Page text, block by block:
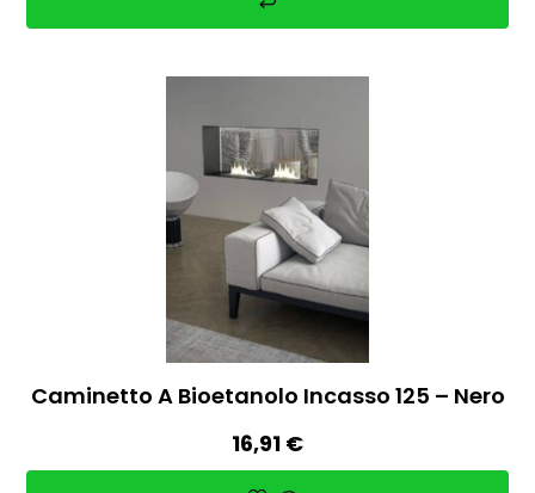
Caminetto A Bioetanolo Incasso 125 – Nero
16,91 €